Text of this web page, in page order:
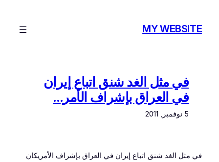
المحتوى
MY WEBSITE
في مثل الغد شنق اتباع إيران
في العراق بإشراف الأمر…
5 نوفمبر, 2011
في مثل الغد شنق اتباع إيران في العراق بإشراف الأمريكان